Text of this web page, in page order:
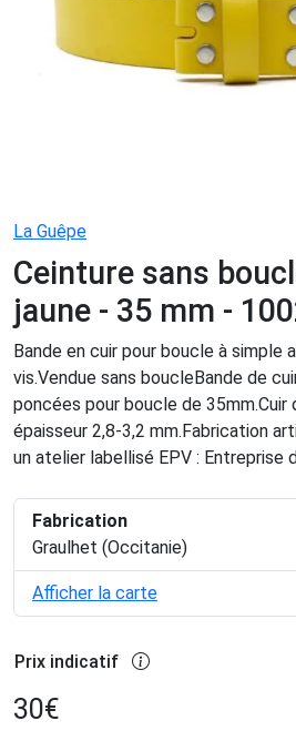
La Guêpe
Ceinture sans
jaune - 35 mm -
Bande en cuir pour boucle à simple
vis.Vendue sans boucleBande de
poncées pour boucle de
épaisseur 2,8-3,2 mm.Fabrication
un atelier labellisé EPV : Entreprise
Fabrication
Graulhet (Occitanie)
Afficher la carte
Prix indicatif
30€